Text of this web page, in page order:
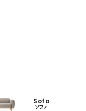
Sofa
ソファ